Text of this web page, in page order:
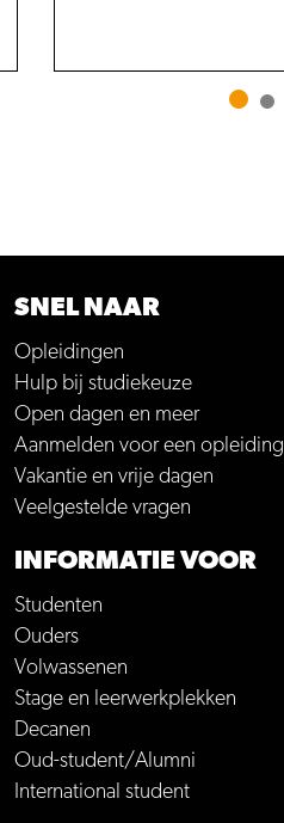
SNEL NAAR
Opleidingen
Hulp bij studiekeuze
Open dagen en meer
Aanmelden voor een opleiding
Vakantie en vrije dagen
Veelgestelde vragen
INFORMATIE VOOR
Studenten
Ouders
Volwassenen
Stage en leerwerkplekken
Decanen
Oud-student/Alumni
International student